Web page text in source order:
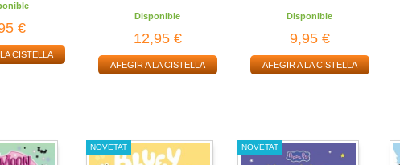
€
CISTELLA
Disponible
12,95 €
AFEGIR A LA CISTELLA
Disponible
9,95 €
AFEGIR A LA CISTELLA
NOVETAT NOVETAT